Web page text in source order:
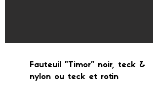
Fauteuil "Timor" noir, teck &
nylon ou teck et rotin